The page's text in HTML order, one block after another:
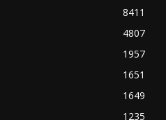
8411
4807
1957
1651
1649
1235